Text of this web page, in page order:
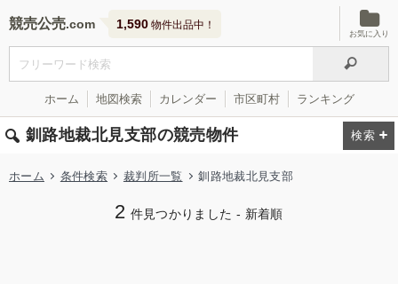
競売公売 1,590 物件出品中！
お気に入り
ホーム 地図検索 カレンダー 市区町村 ランキング
釧路地裁北見支部の競売物件
ホーム 条件検索 裁判所一覧 釧路地裁北見支部
2 件見つかりました - 新着順